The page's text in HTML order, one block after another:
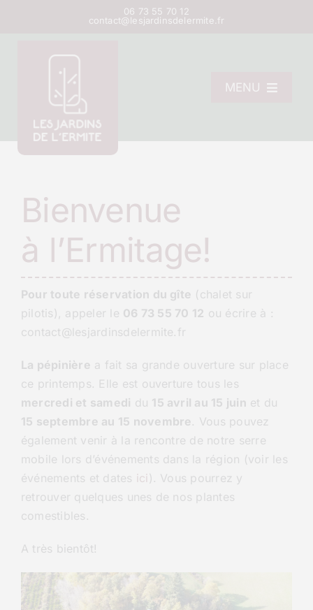
06 73 55 70 12
contact@lesjardinsdelermite.fr
MENU
Bienvenue
à l’Ermitage!
Pour toute réservation du gîte (chalet sur
pilotis), appeler le 06 73 55 70 12 ou écrire à :
contact@lesjardinsdelermite.fr
La pépinière a fait sa grande ouverture sur place
ce printemps. Elle est ouverture tous les
mercredi et samedi du 15 avril au 15 juin et du
15 septembre au 15 novembre. Vous pouvez
également venir à la rencontre de notre serre
mobile lors d’événements dans la région (voir les
événements et dates ici ). Vous pourrez y
retrouver quelques unes de nos plantes
comestibles.
A très bientôt!